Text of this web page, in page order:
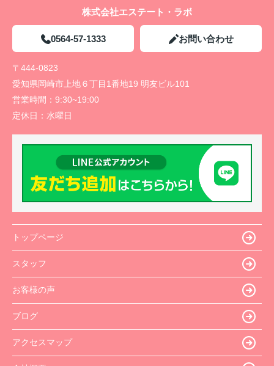
株式会社エステート・ラボ
0564-57-1333 お問い合わせ
〒444-0823
愛知県岡崎市上地６丁目1番地19 明友ビル101
営業時間： 9:30~19:00
定休日： 水曜日
トップページ
スタッフ
お客様の声
ブログ
アクセスマップ